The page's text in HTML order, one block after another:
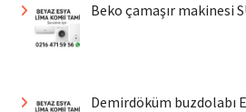
Beko çamaşır makinesi
Demirdöküm buzdolabı